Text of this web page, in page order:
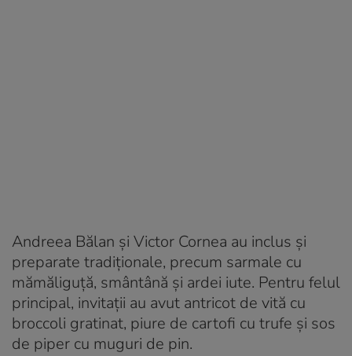
Andreea Bălan și Victor Cornea au inclus și
preparate tradiționale, precum sarmale cu
mămăliguță, smântână și ardei iute. Pentru felul
principal, invitații au avut antricot de vită cu
broccoli gratinat, piure de cartofi cu trufe și sos
de piper cu muguri de pin.